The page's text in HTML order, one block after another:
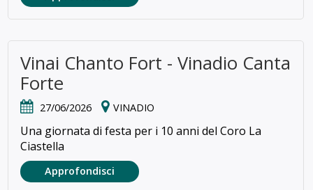
Vinai Chanto Fort - Vinadio Canta
Forte
27/06/2026 VINADIO
Una giornata di festa per i 10 anni del Coro La
Ciastella
Approfondisci